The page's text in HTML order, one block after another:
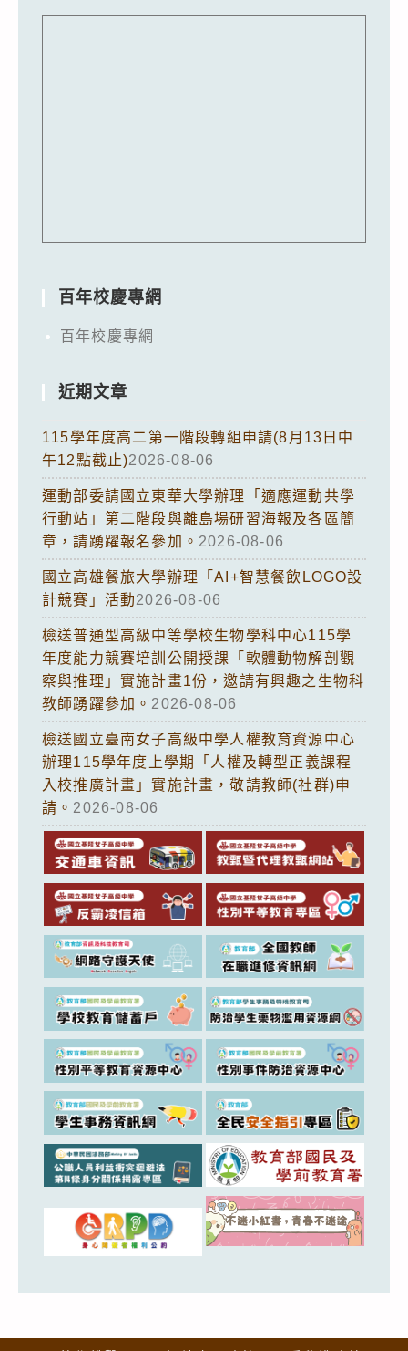
百年校慶專網
百年校慶專網
近期文章
115學年度高二第一階段轉組申請(8月13日中
午12點截止)2026-08-06
運動部委請國立東華大學辦理「適應運動共學
行動站」第二階段與離島場研習海報及各區簡
章，請踴躍報名參加。 2026-08-06
國立高雄餐旅大學辦理「AI+智慧餐飲LOGO設
計競賽」活動2026-08-06
檢送普通型高級中等學校生物學科中心115學
年度能力競賽培訓公開授課「軟體動物解剖觀
察與推理」實施計畫1份，邀請有興趣之生物科
教師踴躍參加。 2026-08-06
檢送國立臺南女子高級中學人權教育資源中心
辦理115學年度上學期「人權及轉型正義課程
入校推廣計畫」實施計畫，敬請教師(社群)申
請。 2026-08-06